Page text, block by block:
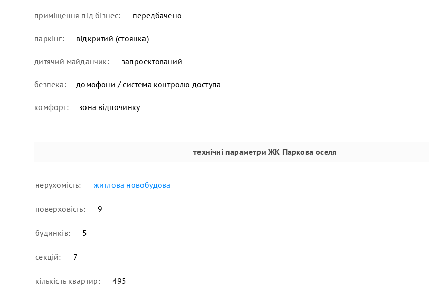
приміщення під бізнес: передбачено
паркінг: відкритий (стоянка)
дитячий майданчик: запроектований
безпека: домофони / система контролю доступа
комфорт: зона відпочинку
технічні параметри ЖК Паркова оселя
нерухомість: житлова новобудова
поверховість: 9
будинків: 5
секцій: 7
кількість квартир: 495